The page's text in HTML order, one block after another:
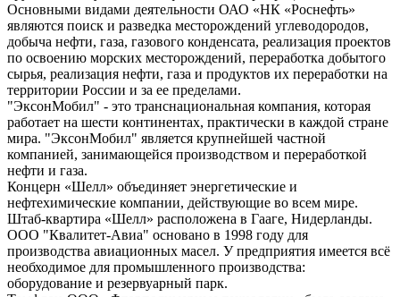
Основными видами деятельности ОАО «НК «Роснефть»
являются поиск и разведка месторождений углеводородов,
добыча нефти, газа, газового конденсата, реализация проектов
по освоению морских месторождений, переработка добытого
сырья, реализация нефти, газа и продуктов их переработки на
территории России и за ее пределами.
"ЭксонМобил" - это транснациональная компания, которая
работает на шести континентах, практически в каждой стране
мира. "ЭксонМобил" является крупнейшей частной
компанией, занимающейся производством и переработкой
нефти и газа.
Концерн «Шелл» объединяет энергетические и
нефтехимические компании, действующие во всем мире.
Штаб-квартира «Шелл» расположена в Гааге, Нидерланды.
ООО "Квалитет-Авиа" основано в 1998 году для
производства авиационных масел. У предприятия имеется всё
необходимое для промышленного производства:
оборудование и резервуарный парк.